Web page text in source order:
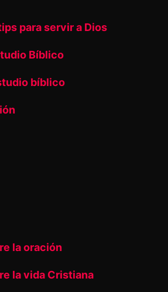
para servir a Dios
Bíblico
bíblico
la oración
la vida Cristiana